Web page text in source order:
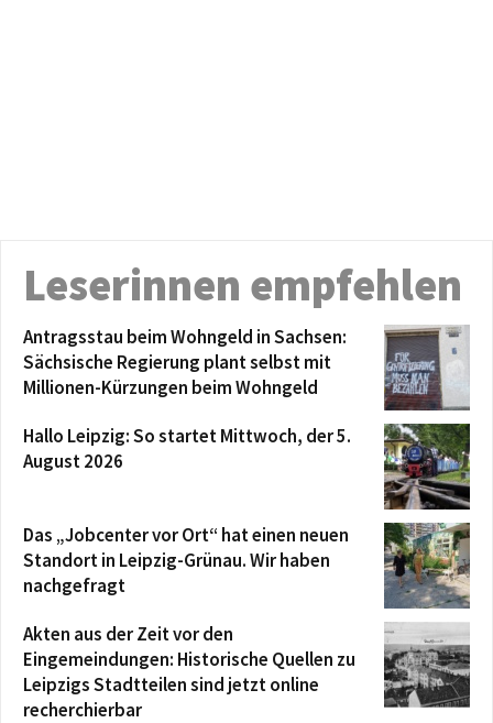
Leserinnen empfehlen
Antragsstau beim Wohngeld in Sachsen:
Sächsische Regierung plant selbst mit
Millionen-Kürzungen beim Wohngeld
Hallo Leipzig: So startet Mittwoch, der 5.
August 2026
Das „Jobcenter vor Ort“ hat einen neuen
Standort in Leipzig-Grünau. Wir haben
nachgefragt
Akten aus der Zeit vor den
Eingemeindungen: Historische Quellen zu
Leipzigs Stadtteilen sind jetzt online
recherchierbar